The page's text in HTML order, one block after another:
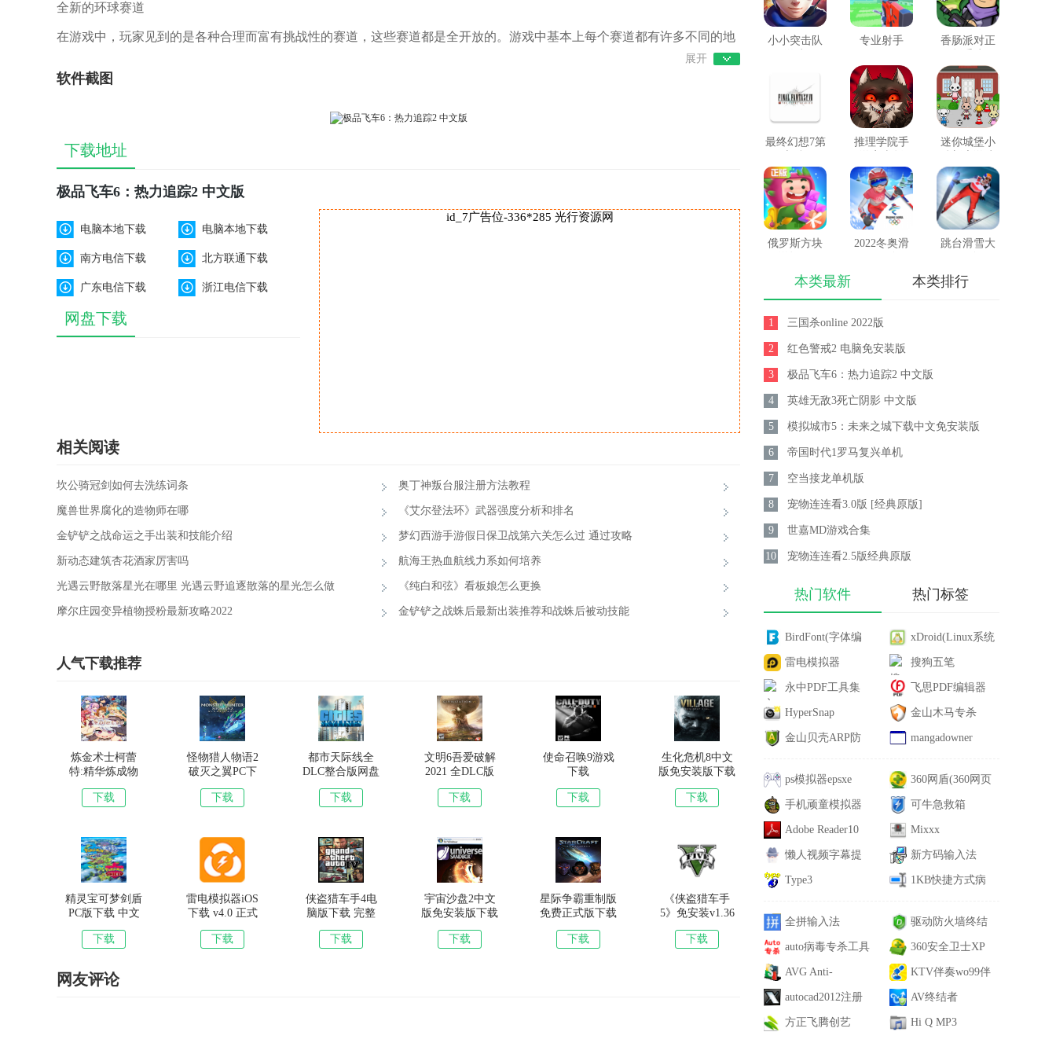
全新的环球赛道
在游戏中，玩家见到的是各种合理而富有挑战性的赛道，这些赛道都是全开放的。游戏中基本上每个赛道都有许多不同的地
真实细致的效果
游戏采用了多种图像处理技术。全新的动态光影效果和真实反射特性赋予了跑车和赛道以生命。在声音方面，则是由专业人
员进行的声音采集和制作工作。加速减速时引擎的变化、刹车声以及赛道边的鸟鸣声都清晰可闻。
极品飞车6破解版游戏特色
·22种令人垂涎的外国顶级跑车。12条赛道加各种镜象变形赛道，一些赛道甚至有12公里长。
·炽热的速度--驾驶赛车躲避障碍、用200公里以上的时速躲避警车的追捕。
·多种可供选择的模式，包括挑战赛、闪电追踪和锦标赛。
展开
软件截图
下载地址
极品飞车6：热力追踪2 中文版
电脑本地下载 电脑本地下载
南方电信下载 北方联通下载
广东电信下载 浙江电信下载
网盘下载
id_7广告位-336*285 光行资源网
相关阅读
坎公骑冠剑如何去洗练词条 奥丁神叛台服注册方法教程
魔兽世界腐化的造物师在哪 《艾尔登法环》武器强度分析和排名
金铲铲之战命运之手出装和技能介绍 梦幻西游手游假日保卫战第六关怎么过 通过攻略
新动态建筑杏花酒家厉害吗 航海王热血航线力系如何培养
光遇云野散落星光在哪里 光遇云野追逐散落的星光怎么做 《纯白和弦》看板娘怎么更换
摩尔庄园变异植物授粉最新攻略2022 金铲铲之战蛛后最新出装推荐和战蛛后被动技能
人气下载推荐
炼金术士柯蕾
特:精华炼成物
语下载 附全cg
存档 PC版中文
下载
怪物猎人物语2
破灭之翼PC下
载 中文版下载
下载
都市天际线全
DLC整合版网盘
下载 正版完整
版
下载
文明6吾爱破解
2021 全DLC版
下载
下载
使命召唤9游戏
下载
下载
生化危机8中文
版免安装版下载
未删减版实用
下载
精灵宝可梦剑盾
PC版下载 中文
版下载
下载
雷电模拟器iOS
下载 v4.0 正式
版下载
下载
侠盗猎车手4电
脑版下载 完整
无删减版正版下
载
下载
宇宙沙盘2中文
版免安装版下载
下载
星际争霸重制版
免费正式版下载
下载
《侠盗猎车手
5》免安装v1.36
下载
网友评论
小小突击队
专业射手
香肠派对正
最终幻想7第
推理学院手
迷你城堡小
俄罗斯方块
2022冬奥滑
（OlympicGamesJam2022）
跳台滑雪大
安卓版
本类最新 本类排行
1 三国杀online 2022版
2 红色警戒2 电脑免安装版
3 极品飞车6：热力追踪2 中文版
4 英雄无敌3死亡阴影 中文版
5 模拟城市5：未来之城下载中文免安装版
6 帝国时代1罗马复兴单机
7 空当接龙单机版
8 宠物连连看3.0版 [经典原版]
9 世嘉MD游戏合集
10 宠物连连看2.5版经典原版
热门软件 热门标签
BirdFont(字体编
辑器)
xDroid(Linux系统
安卓模拟器)
雷电模拟器 搜狗五笔
永中PDF工具集 飞思PDF编辑器
HyperSnap 金山木马专杀
金山贝壳ARP防 mangadowner
ps模拟器epsxe 360网盾(360网页
防火墙)
手机顽童模拟器 可牛急救箱
Adobe Reader10 Mixxx
懒人视频字幕提
取工具
新方码输入法
Type3 1KB快捷方式病
全拼输入法
驱动防火墙终结
者
auto病毒专杀工具 360安全卫士XP
版
AVG Anti-
Spyware
KTV伴奏wo99伴
奏盒
autocad2012注册
机
AV终结者
方正飞腾创艺 Hi Q MP3